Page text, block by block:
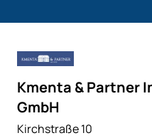
Kmenta & Partner
GmbH
Kirchstraße 10